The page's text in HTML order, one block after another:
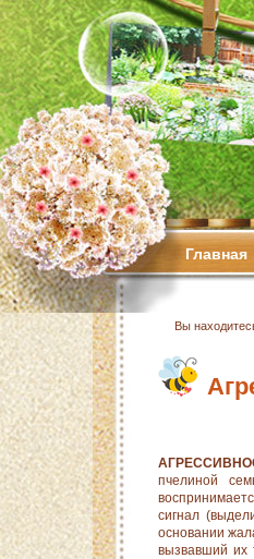
Главная
Вы
пчелиной
сигнал
основании
вызвавший их